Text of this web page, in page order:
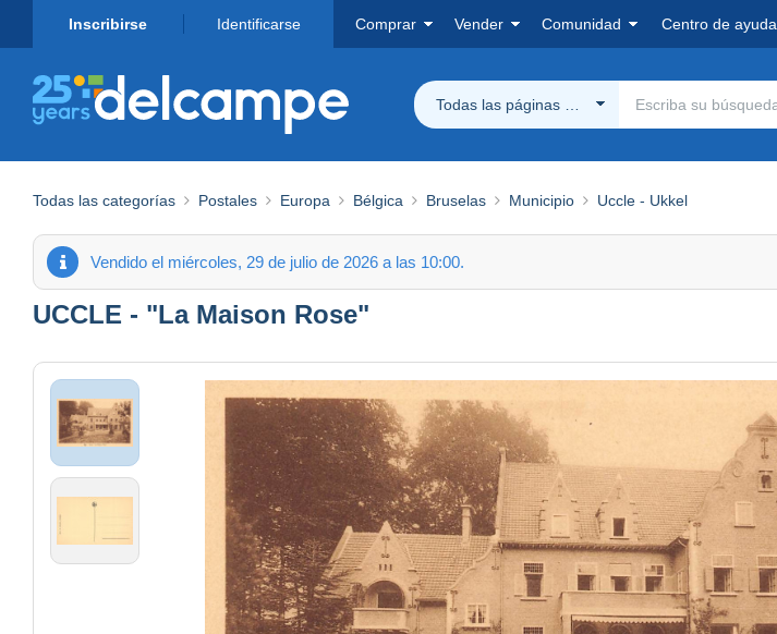
Inscribirse Identificarse Comprar Vender Comunidad Centro de ayuda
Todas las páginas Delcampe
Todas las categorías Postales Europa Bélgica Bruselas Municipio Uccle - Ukkel
Vendido el miércoles, 29 de julio de 2026 a las 10:00.
UCCLE - "La Maison Rose"